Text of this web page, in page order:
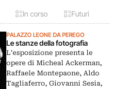
In corso Futuri
PALAZZO LEONE DA PEREGO
Le stanze della fotografia
L’esposizione presenta le
opere di Micheal Ackerman,
Raffaele Montepaone, Aldo
Tagliaferro, Giovanni Sesia,